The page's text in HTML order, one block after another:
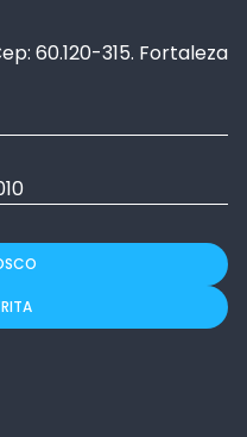
60.120-315. Fortaleza